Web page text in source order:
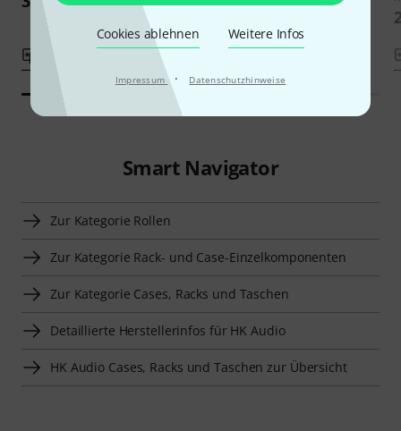
Cookies ablehnen Weitere Infos
Impressum · Datenschutzhinweise
Smart Navigator
Zur Kategorie Rollen
Zur Kategorie Rack- und Case-Einzelkomponenten
Zur Kategorie Cases, Racks und Taschen
Detaillierte Herstellerinfos für HK Audio
HK Audio Cases, Racks und Taschen zur Übersicht